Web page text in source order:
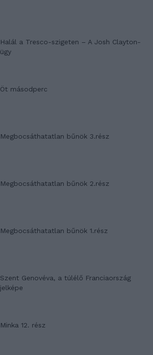
Halál a Tresco-szigeten – A Josh Clayton-
ügy
Öt másodperc
Megbocsáthatatlan bűnök 3.rész
Megbocsáthatatlan bűnök 2.rész
Megbocsáthatatlan bűnök 1.rész
Szent Genovéva, a túlélő Franciaország
jelképe
Minka 12. rész